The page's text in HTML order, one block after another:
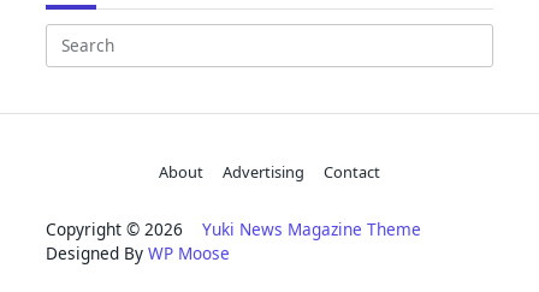
Search
About Advertising Contact
Copyright © 2026 Yuki News Magazine Theme
Designed By WP Moose